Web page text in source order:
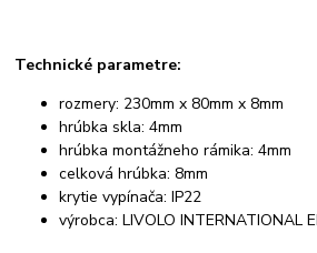
Technické parametre:
rozmery: 230mm x 80mm x 8mm
hrúbka skla: 4mm
hrúbka montážneho rámika: 4mm
celková hrúbka: 8mm
krytie vypínača: IP22
výrobca: LIVOLO INTERNATIONAL